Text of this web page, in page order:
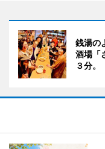
銭湯の
酒場「
３分。